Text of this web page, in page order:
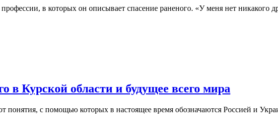
в которых он описывает спасение раненого. «У меня нет никакого
Курской области и будущее всего мира
понятия, с помощью которых в настоящее время обозначаются Россией и